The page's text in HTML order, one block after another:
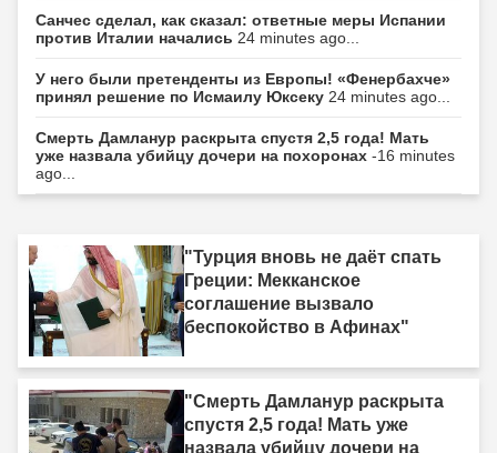
Санчес сделал, как сказал: ответные меры Испании
против Италии начались 24 minutes ago...
У него были претенденты из Европы! «Фенербахче»
принял решение по Исмаилу Юксеку 24 minutes ago...
Смерть Дамланур раскрыта спустя 2,5 года! Мать
уже назвала убийцу дочери на похоронах -16 minutes
ago...
"Турция вновь не даёт спать
Греции: Мекканское
соглашение вызвало
беспокойство в Афинах"
"Смерть Дамланур раскрыта
спустя 2,5 года! Мать уже
назвала убийцу дочери на